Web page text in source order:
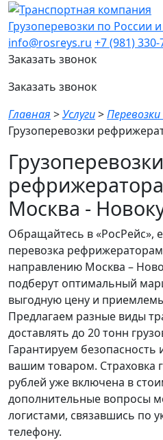
Грузоперевозки по России
info@rosreys.ru +7 (981) 330-
Заказать звонок
Заказать звонок
Главная >Услуги>
Грузоперевозки
Грузоперевозки
Москва -
Обращайтесь в «РосРейс»,
перевозка
направлению Москва –
подберут оптимальный
выгодную цену и
Предлагаем разные виды
доставлять до 20 тонн
Гарантируем
вашим товаром. Страховка
рублей уже включена в
дополнительные вопросы
логистами, связавшись по
телефону.